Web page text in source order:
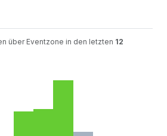
über Eventzone in den letzten 12